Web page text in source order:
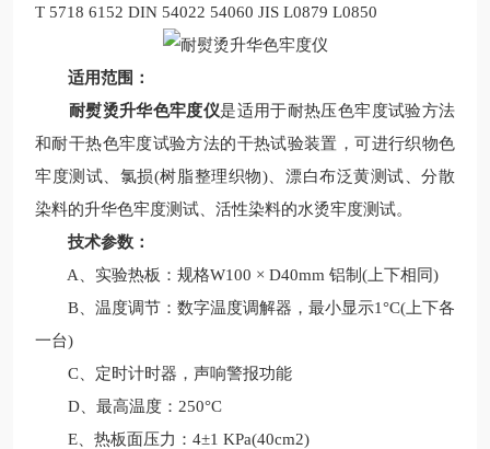
T 5718 6152 DIN 54022 54060 JIS L0879 L0850
适用范围：
耐熨烫升华色牢度仪是适用于耐热压色牢度试验方法
和耐干热色牢度试验方法的干热试验装置，可进行织物色
牢度测试、氯损(树脂整理织物)、漂白布泛黄测试、分散
染料的升华色牢度测试、活性染料的水烫牢度测试。
技术参数：
A、实验热板：规格W100 × D40mm 铝制(上下相同)
B、温度调节：数字温度调解器，最小显示1°C(上下各
一台)
C、定时计时器，声响警报功能
D、最高温度：250°C
E、热板面压力：4±1 KPa(40cm2)